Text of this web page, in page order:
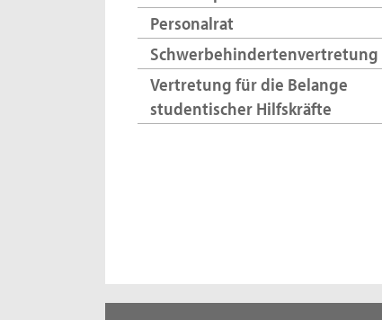
Personalrat
Schwerbehindertenvertretung
Vertretung für die Belange
studentischer Hilfskräfte